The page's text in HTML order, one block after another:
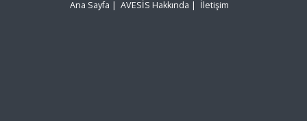
Ana Sayfa | AVESİS Hakkında | İletişim